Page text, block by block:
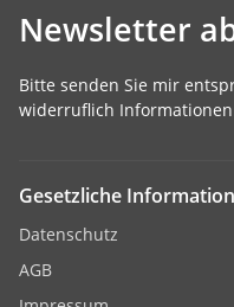
Newsletter
Bitte senden Sie mir
widerruflich
Gesetzliche
Datenschutz
AGB